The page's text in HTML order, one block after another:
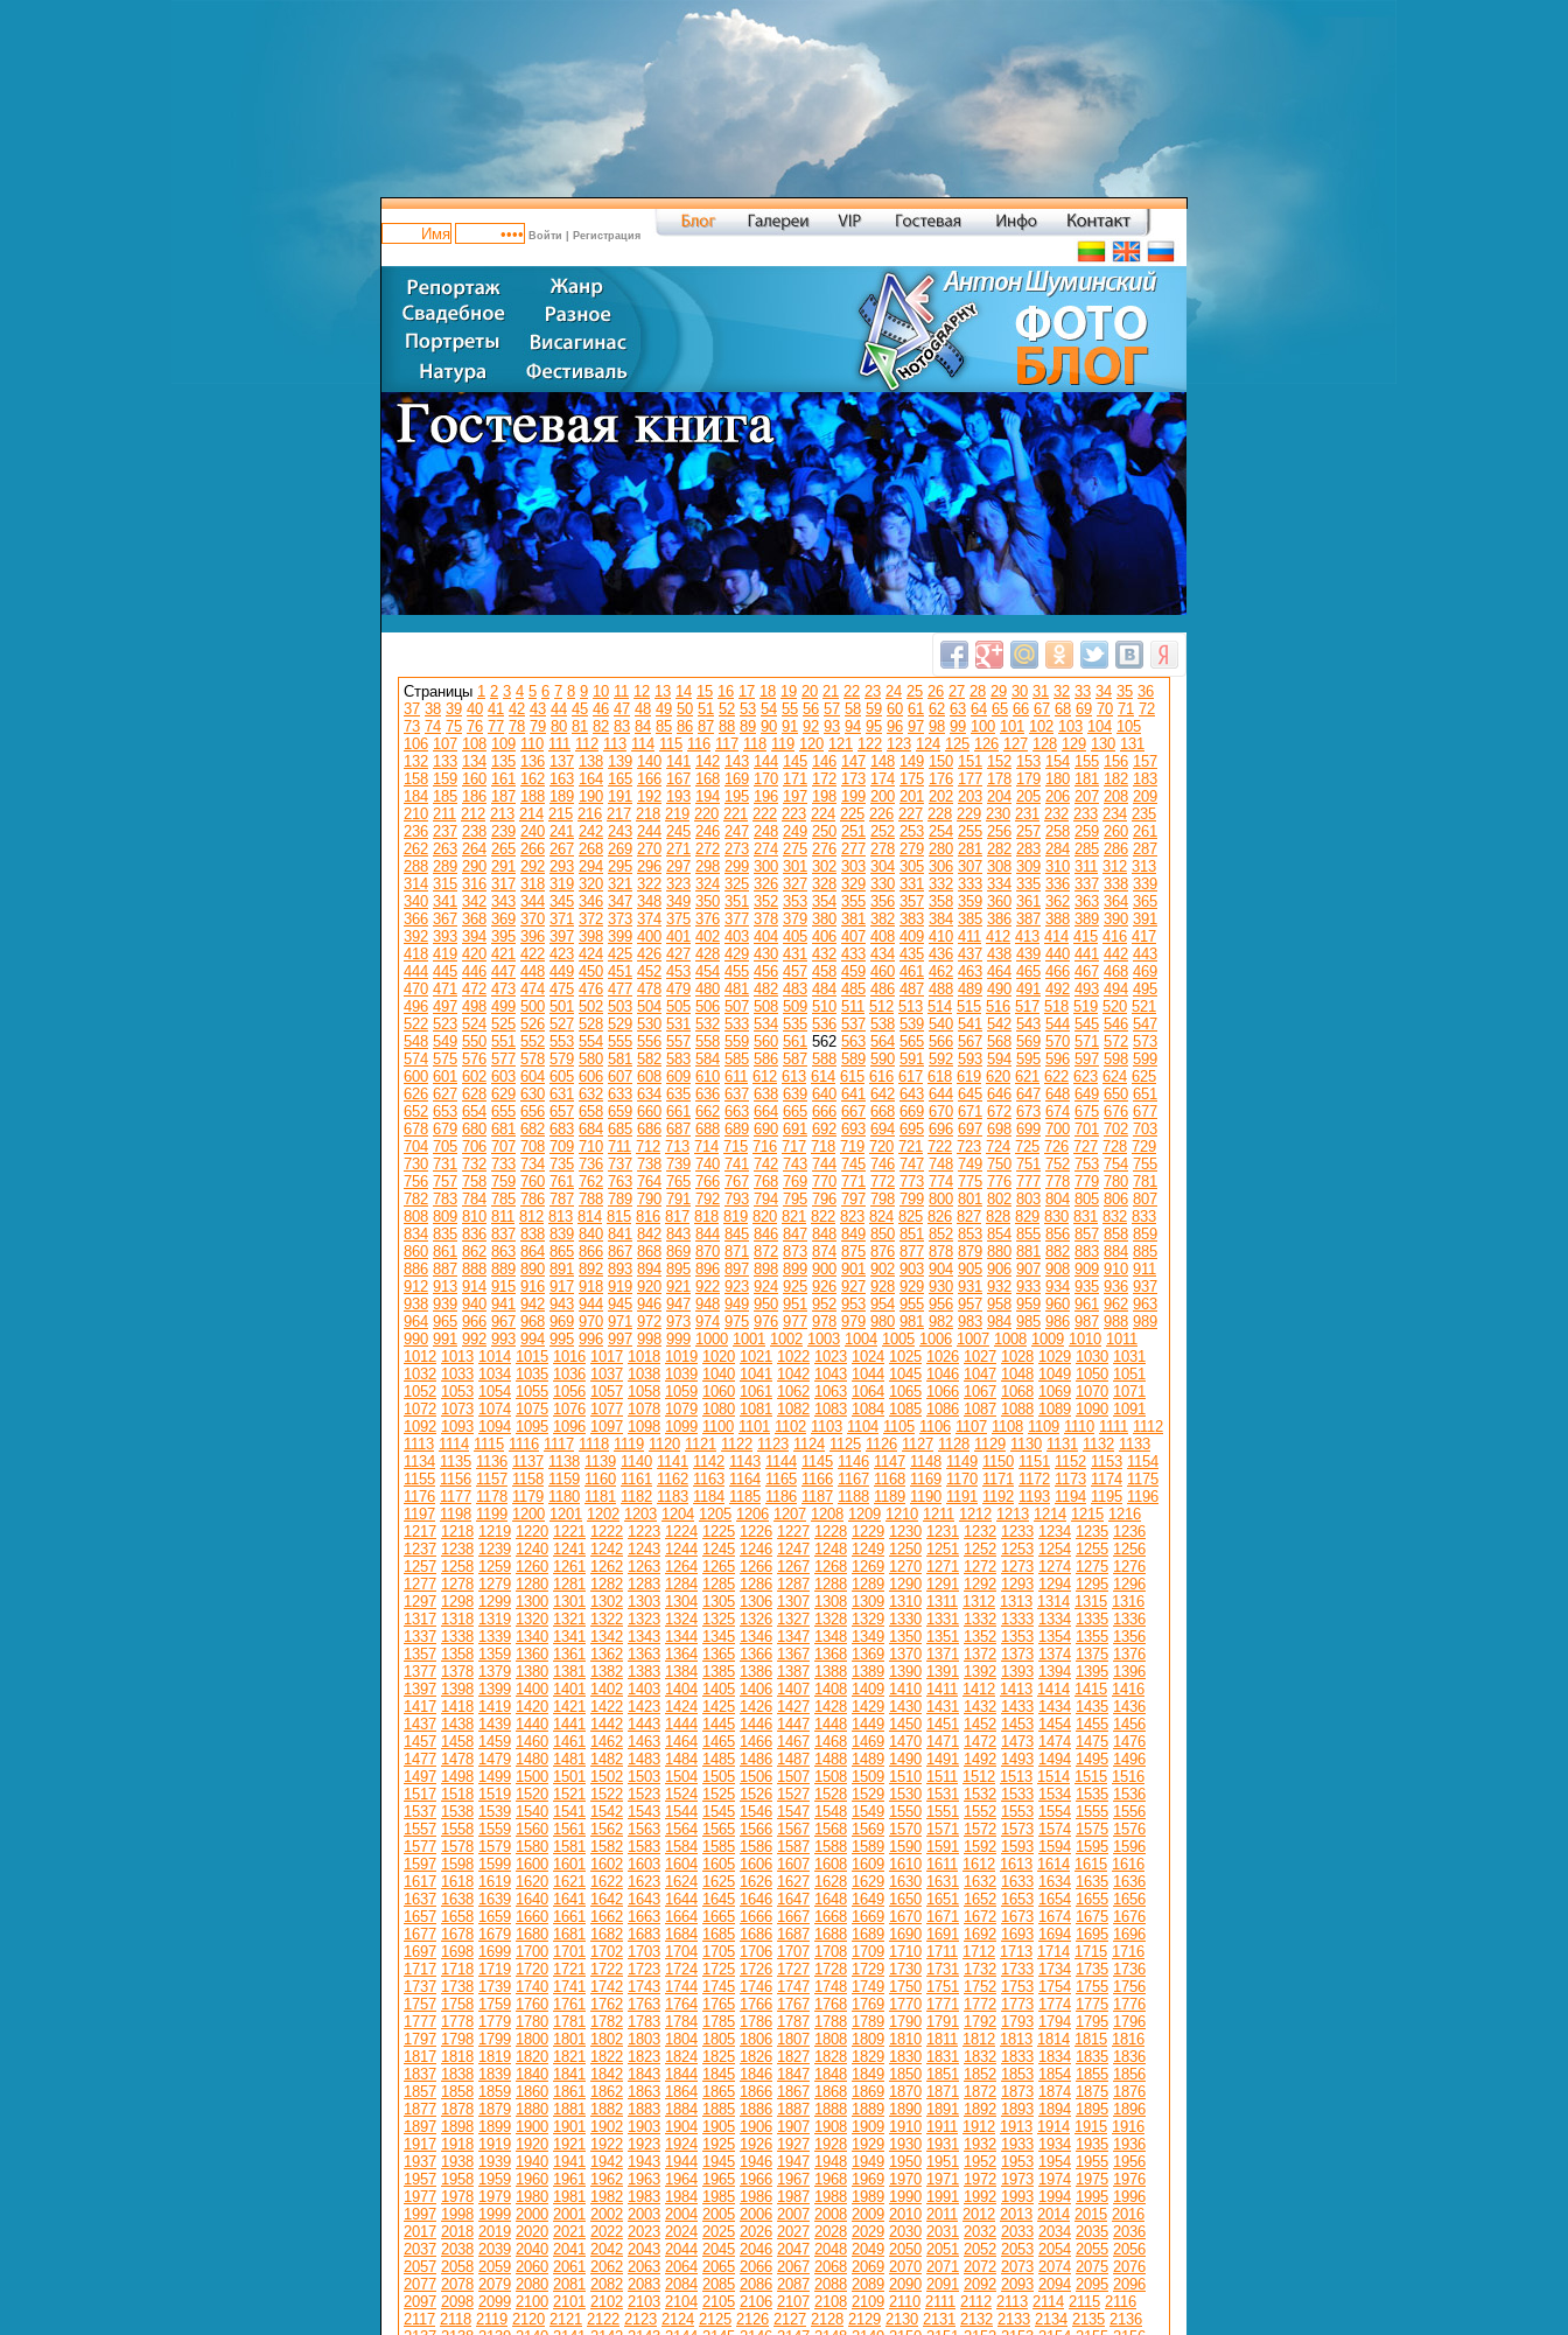
Войти Регистрация
Страницы 1 2 3 4 5 6 7 8 9 10 11 12 13 14 15 16 17 18 19 20 21 22 23 24 25 26 27 28 29 30 31 32 33 34 35 36
37 38 39 40 41 42 43 44 45 46 47 48 49 50 51 52 53 54 55 56 57 58 59 60 61 62 63 64 65 66 67 68 69 70 71 72
73 74 75 76 77 78 79 80 81 82 83 84 85 86 87 88 89 90 91 92 93 94 95 96 97 98 99 100 101 102 103 104 105
106 107 108 109 110 111 112 113 114 115 116 117 118 119 120 121 122 123 124 125 126 127 128 129 130 131
132 133 134 135 136 137 138 139 140 141 142 143 144 145 146 147 148 149 150 151 152 153 154 155 156 157
158 159 160 161 162 163 164 165 166 167 168 169 170 171 172 173 174 175 176 177 178 179 180 181 182 183
184 185 186 187 188 189 190 191 192 193 194 195 196 197 198 199 200 201 202 203 204 205 206 207 208 209
210 211 212 213 214 215 216 217 218 219 220 221 222 223 224 225 226 227 228 229 230 231 232 233 234 235
236 237 238 239 240 241 242 243 244 245 246 247 248 249 250 251 252 253 254 255 256 257 258 259 260 261
262 263 264 265 266 267 268 269 270 271 272 273 274 275 276 277 278 279 280 281 282 283 284 285 286 287
288 289 290 291 292 293 294 295 296 297 298 299 300 301 302 303 304 305 306 307 308 309 310 311 312 313
314 315 316 317 318 319 320 321 322 323 324 325 326 327 328 329 330 331 332 333 334 335 336 337 338 339
340 341 342 343 344 345 346 347 348 349 350 351 352 353 354 355 356 357 358 359 360 361 362 363 364 365
366 367 368 369 370 371 372 373 374 375 376 377 378 379 380 381 382 383 384 385 386 387 388 389 390 391
392 393 394 395 396 397 398 399 400 401 402 403 404 405 406 407 408 409 410 411 412 413 414 415 416 417
418 419 420 421 422 423 424 425 426 427 428 429 430 431 432 433 434 435 436 437 438 439 440 441 442 443
444 445 446 447 448 449 450 451 452 453 454 455 456 457 458 459 460 461 462 463 464 465 466 467 468 469
470 471 472 473 474 475 476 477 478 479 480 481 482 483 484 485 486 487 488 489 490 491 492 493 494 495
496 497 498 499 500 501 502 503 504 505 506 507 508 509 510 511 512 513 514 515 516 517 518 519 520 521
522 523 524 525 526 527 528 529 530 531 532 533 534 535 536 537 538 539 540 541 542 543 544 545 546 547
548 549 550 551 552 553 554 555 556 557 558 559 560 561 562 563 564 565 566 567 568 569 570 571 572 573
574 575 576 577 578 579 580 581 582 583 584 585 586 587 588 589 590 591 592 593 594 595 596 597 598 599
600 601 602 603 604 605 606 607 608 609 610 611 612 613 614 615 616 617 618 619 620 621 622 623 624 625
626 627 628 629 630 631 632 633 634 635 636 637 638 639 640 641 642 643 644 645 646 647 648 649 650 651
652 653 654 655 656 657 658 659 660 661 662 663 664 665 666 667 668 669 670 671 672 673 674 675 676 677
678 679 680 681 682 683 684 685 686 687 688 689 690 691 692 693 694 695 696 697 698 699 700 701 702 703
704 705 706 707 708 709 710 711 712 713 714 715 716 717 718 719 720 721 722 723 724 725 726 727 728 729
730 731 732 733 734 735 736 737 738 739 740 741 742 743 744 745 746 747 748 749 750 751 752 753 754 755
756 757 758 759 760 761 762 763 764 765 766 767 768 769 770 771 772 773 774 775 776 777 778 779 780 781
782 783 784 785 786 787 788 789 790 791 792 793 794 795 796 797 798 799 800 801 802 803 804 805 806 807
808 809 810 811 812 813 814 815 816 817 818 819 820 821 822 823 824 825 826 827 828 829 830 831 832 833
834 835 836 837 838 839 840 841 842 843 844 845 846 847 848 849 850 851 852 853 854 855 856 857 858 859
860 861 862 863 864 865 866 867 868 869 870 871 872 873 874 875 876 877 878 879 880 881 882 883 884 885
886 887 888 889 890 891 892 893 894 895 896 897 898 899 900 901 902 903 904 905 906 907 908 909 910 911
912 913 914 915 916 917 918 919 920 921 922 923 924 925 926 927 928 929 930 931 932 933 934 935 936 937
938 939 940 941 942 943 944 945 946 947 948 949 950 951 952 953 954 955 956 957 958 959 960 961 962 963
964 965 966 967 968 969 970 971 972 973 974 975 976 977 978 979 980 981 982 983 984 985 986 987 988 989
990 991 992 993 994 995 996 997 998 999 1000 1001 1002 1003 1004 1005 1006 1007 1008 1009 1010 1011
1012 1013 1014 1015 1016 1017 1018 1019 1020 1021 1022 1023 1024 1025 1026 1027 1028 1029 1030 1031
1032 1033 1034 1035 1036 1037 1038 1039 1040 1041 1042 1043 1044 1045 1046 1047 1048 1049 1050 1051
1052 1053 1054 1055 1056 1057 1058 1059 1060 1061 1062 1063 1064 1065 1066 1067 1068 1069 1070 1071
1072 1073 1074 1075 1076 1077 1078 1079 1080 1081 1082 1083 1084 1085 1086 1087 1088 1089 1090 1091
1092 1093 1094 1095 1096 1097 1098 1099 1100 1101 1102 1103 1104 1105 1106 1107 1108 1109 1110 1111 1112
1113 1114 1115 1116 1117 1118 1119 1120 1121 1122 1123 1124 1125 1126 1127 1128 1129 1130 1131 1132 1133
1134 1135 1136 1137 1138 1139 1140 1141 1142 1143 1144 1145 1146 1147 1148 1149 1150 1151 1152 1153 1154
1155 1156 1157 1158 1159 1160 1161 1162 1163 1164 1165 1166 1167 1168 1169 1170 1171 1172 1173 1174 1175
1176 1177 1178 1179 1180 1181 1182 1183 1184 1185 1186 1187 1188 1189 1190 1191 1192 1193 1194 1195 1196
1197 1198 1199 1200 1201 1202 1203 1204 1205 1206 1207 1208 1209 1210 1211 1212 1213 1214 1215 1216
1217 1218 1219 1220 1221 1222 1223 1224 1225 1226 1227 1228 1229 1230 1231 1232 1233 1234 1235 1236
1237 1238 1239 1240 1241 1242 1243 1244 1245 1246 1247 1248 1249 1250 1251 1252 1253 1254 1255 1256
1257 1258 1259 1260 1261 1262 1263 1264 1265 1266 1267 1268 1269 1270 1271 1272 1273 1274 1275 1276
1277 1278 1279 1280 1281 1282 1283 1284 1285 1286 1287 1288 1289 1290 1291 1292 1293 1294 1295 1296
1297 1298 1299 1300 1301 1302 1303 1304 1305 1306 1307 1308 1309 1310 1311 1312 1313 1314 1315 1316
1317 1318 1319 1320 1321 1322 1323 1324 1325 1326 1327 1328 1329 1330 1331 1332 1333 1334 1335 1336
1337 1338 1339 1340 1341 1342 1343 1344 1345 1346 1347 1348 1349 1350 1351 1352 1353 1354 1355 1356
1357 1358 1359 1360 1361 1362 1363 1364 1365 1366 1367 1368 1369 1370 1371 1372 1373 1374 1375 1376
1377 1378 1379 1380 1381 1382 1383 1384 1385 1386 1387 1388 1389 1390 1391 1392 1393 1394 1395 1396
1397 1398 1399 1400 1401 1402 1403 1404 1405 1406 1407 1408 1409 1410 1411 1412 1413 1414 1415 1416
1417 1418 1419 1420 1421 1422 1423 1424 1425 1426 1427 1428 1429 1430 1431 1432 1433 1434 1435 1436
1437 1438 1439 1440 1441 1442 1443 1444 1445 1446 1447 1448 1449 1450 1451 1452 1453 1454 1455 1456
1457 1458 1459 1460 1461 1462 1463 1464 1465 1466 1467 1468 1469 1470 1471 1472 1473 1474 1475 1476
1477 1478 1479 1480 1481 1482 1483 1484 1485 1486 1487 1488 1489 1490 1491 1492 1493 1494 1495 1496
1497 1498 1499 1500 1501 1502 1503 1504 1505 1506 1507 1508 1509 1510 1511 1512 1513 1514 1515 1516
1517 1518 1519 1520 1521 1522 1523 1524 1525 1526 1527 1528 1529 1530 1531 1532 1533 1534 1535 1536
1537 1538 1539 1540 1541 1542 1543 1544 1545 1546 1547 1548 1549 1550 1551 1552 1553 1554 1555 1556
1557 1558 1559 1560 1561 1562 1563 1564 1565 1566 1567 1568 1569 1570 1571 1572 1573 1574 1575 1576
1577 1578 1579 1580 1581 1582 1583 1584 1585 1586 1587 1588 1589 1590 1591 1592 1593 1594 1595 1596
1597 1598 1599 1600 1601 1602 1603 1604 1605 1606 1607 1608 1609 1610 1611 1612 1613 1614 1615 1616
1617 1618 1619 1620 1621 1622 1623 1624 1625 1626 1627 1628 1629 1630 1631 1632 1633 1634 1635 1636
1637 1638 1639 1640 1641 1642 1643 1644 1645 1646 1647 1648 1649 1650 1651 1652 1653 1654 1655 1656
1657 1658 1659 1660 1661 1662 1663 1664 1665 1666 1667 1668 1669 1670 1671 1672 1673 1674 1675 1676
1677 1678 1679 1680 1681 1682 1683 1684 1685 1686 1687 1688 1689 1690 1691 1692 1693 1694 1695 1696
1697 1698 1699 1700 1701 1702 1703 1704 1705 1706 1707 1708 1709 1710 1711 1712 1713 1714 1715 1716
1717 1718 1719 1720 1721 1722 1723 1724 1725 1726 1727 1728 1729 1730 1731 1732 1733 1734 1735 1736
1737 1738 1739 1740 1741 1742 1743 1744 1745 1746 1747 1748 1749 1750 1751 1752 1753 1754 1755 1756
1757 1758 1759 1760 1761 1762 1763 1764 1765 1766 1767 1768 1769 1770 1771 1772 1773 1774 1775 1776
1777 1778 1779 1780 1781 1782 1783 1784 1785 1786 1787 1788 1789 1790 1791 1792 1793 1794 1795 1796
1797 1798 1799 1800 1801 1802 1803 1804 1805 1806 1807 1808 1809 1810 1811 1812 1813 1814 1815 1816
1817 1818 1819 1820 1821 1822 1823 1824 1825 1826 1827 1828 1829 1830 1831 1832 1833 1834 1835 1836
1837 1838 1839 1840 1841 1842 1843 1844 1845 1846 1847 1848 1849 1850 1851 1852 1853 1854 1855 1856
1857 1858 1859 1860 1861 1862 1863 1864 1865 1866 1867 1868 1869 1870 1871 1872 1873 1874 1875 1876
1877 1878 1879 1880 1881 1882 1883 1884 1885 1886 1887 1888 1889 1890 1891 1892 1893 1894 1895 1896
1897 1898 1899 1900 1901 1902 1903 1904 1905 1906 1907 1908 1909 1910 1911 1912 1913 1914 1915 1916
1917 1918 1919 1920 1921 1922 1923 1924 1925 1926 1927 1928 1929 1930 1931 1932 1933 1934 1935 1936
1937 1938 1939 1940 1941 1942 1943 1944 1945 1946 1947 1948 1949 1950 1951 1952 1953 1954 1955 1956
1957 1958 1959 1960 1961 1962 1963 1964 1965 1966 1967 1968 1969 1970 1971 1972 1973 1974 1975 1976
1977 1978 1979 1980 1981 1982 1983 1984 1985 1986 1987 1988 1989 1990 1991 1992 1993 1994 1995 1996
1997 1998 1999 2000 2001 2002 2003 2004 2005 2006 2007 2008 2009 2010 2011 2012 2013 2014 2015 2016
2017 2018 2019 2020 2021 2022 2023 2024 2025 2026 2027 2028 2029 2030 2031 2032 2033 2034 2035 2036
2037 2038 2039 2040 2041 2042 2043 2044 2045 2046 2047 2048 2049 2050 2051 2052 2053 2054 2055 2056
2057 2058 2059 2060 2061 2062 2063 2064 2065 2066 2067 2068 2069 2070 2071 2072 2073 2074 2075 2076
2077 2078 2079 2080 2081 2082 2083 2084 2085 2086 2087 2088 2089 2090 2091 2092 2093 2094 2095 2096
2097 2098 2099 2100 2101 2102 2103 2104 2105 2106 2107 2108 2109 2110 2111 2112 2113 2114 2115 2116
2117 2118 2119 2120 2121 2122 2123 2124 2125 2126 2127 2128 2129 2130 2131 2132 2133 2134 2135 2136